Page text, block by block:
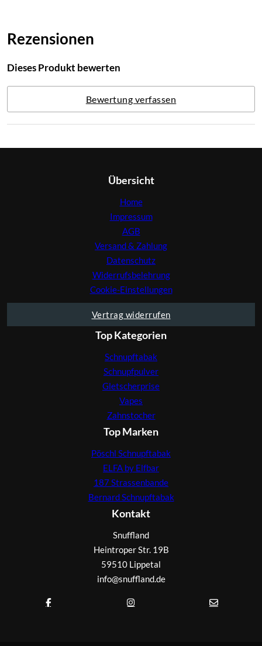
Rezensionen
Dieses Produkt bewerten
Bewertung verfassen
Übersicht
Home
Impressum
AGB
Versand & Zahlung
Datenschutz
Widerrufsbelehrung
Cookie-Einstellungen
Vertrag widerrufen
Top Kategorien
Schnupftabak
Schnupfpulver
Gletscherprise
Vapes
Zahnstocher
Top Marken
Pöschl Schnupftabak
ELFA by Elfbar
187 Strassenbande
Bernard Schnupftabak
Kontakt
Snuffland
Heintroper Str. 19B
59510 Lippetal
info@snuffland.de